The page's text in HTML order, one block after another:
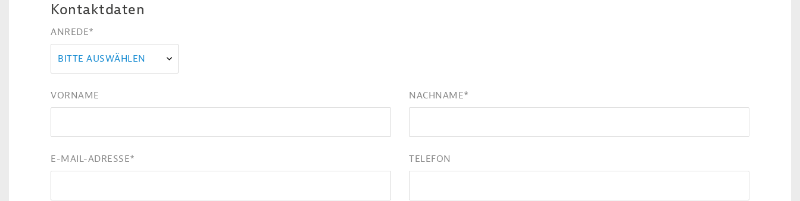
Kontaktdaten
ANREDE*
BITTE AUSWÄHLEN
VORNAME NACHNAME*
E-MAIL-ADRESSE* TELEFON